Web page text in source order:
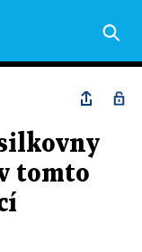
tomto